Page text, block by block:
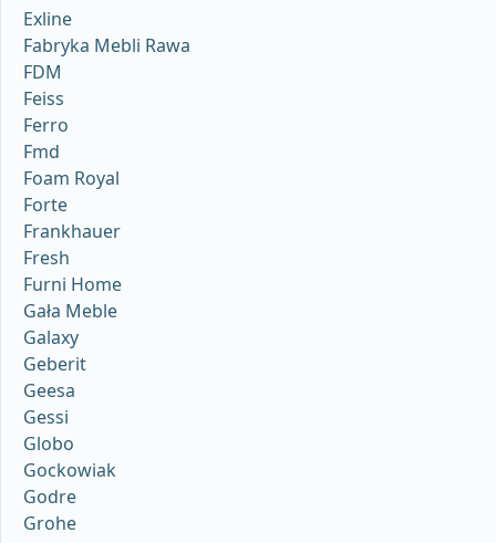
Exline
Fabryka Mebli Rawa
FDM
Feiss
Ferro
Fmd
Foam Royal
Forte
Frankhauer
Fresh
Furni Home
Gała Meble
Galaxy
Geberit
Geesa
Gessi
Globo
Gockowiak
Godre
Grohe